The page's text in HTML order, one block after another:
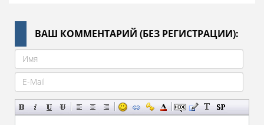
ВАШ КОММЕНТАРИЙ (БЕЗ РЕГИСТРАЦИИ):